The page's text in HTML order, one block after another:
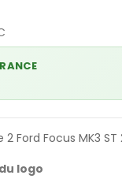
Ford Focus MK3 ST
logo